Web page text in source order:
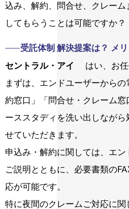
込み、解約、問合せ、クレー
してもらうことは可能ですか？
受託体制 解決提案は？ メ
セントラル・アイ
はい、お任
まずは、エンドユーザーから
約窓口」「問合せ・クレーム
ーススタディを洗い出しなが
せていただきます。
申込み・解約に関しては、エ
ご説明とともに、必要書類の
応が可能です。
特に夜間のクレームご対応に